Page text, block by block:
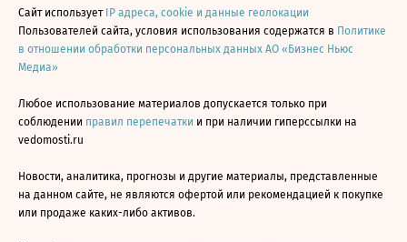
Сайт использует IP адреса, cookie и данные геолокации
Пользователей сайта, условия использования содержатся в Политике
в отношении обработки персональных данных АО «Бизнес Ньюс
Медиа»
Любое использование материалов допускается только при
соблюдении правил перепечатки и при наличии гиперссылки на
vedomosti.ru
Новости, аналитика, прогнозы и другие материалы, представленные
на данном сайте, не являются офертой или рекомендацией к покупке
или продаже каких-либо активов.